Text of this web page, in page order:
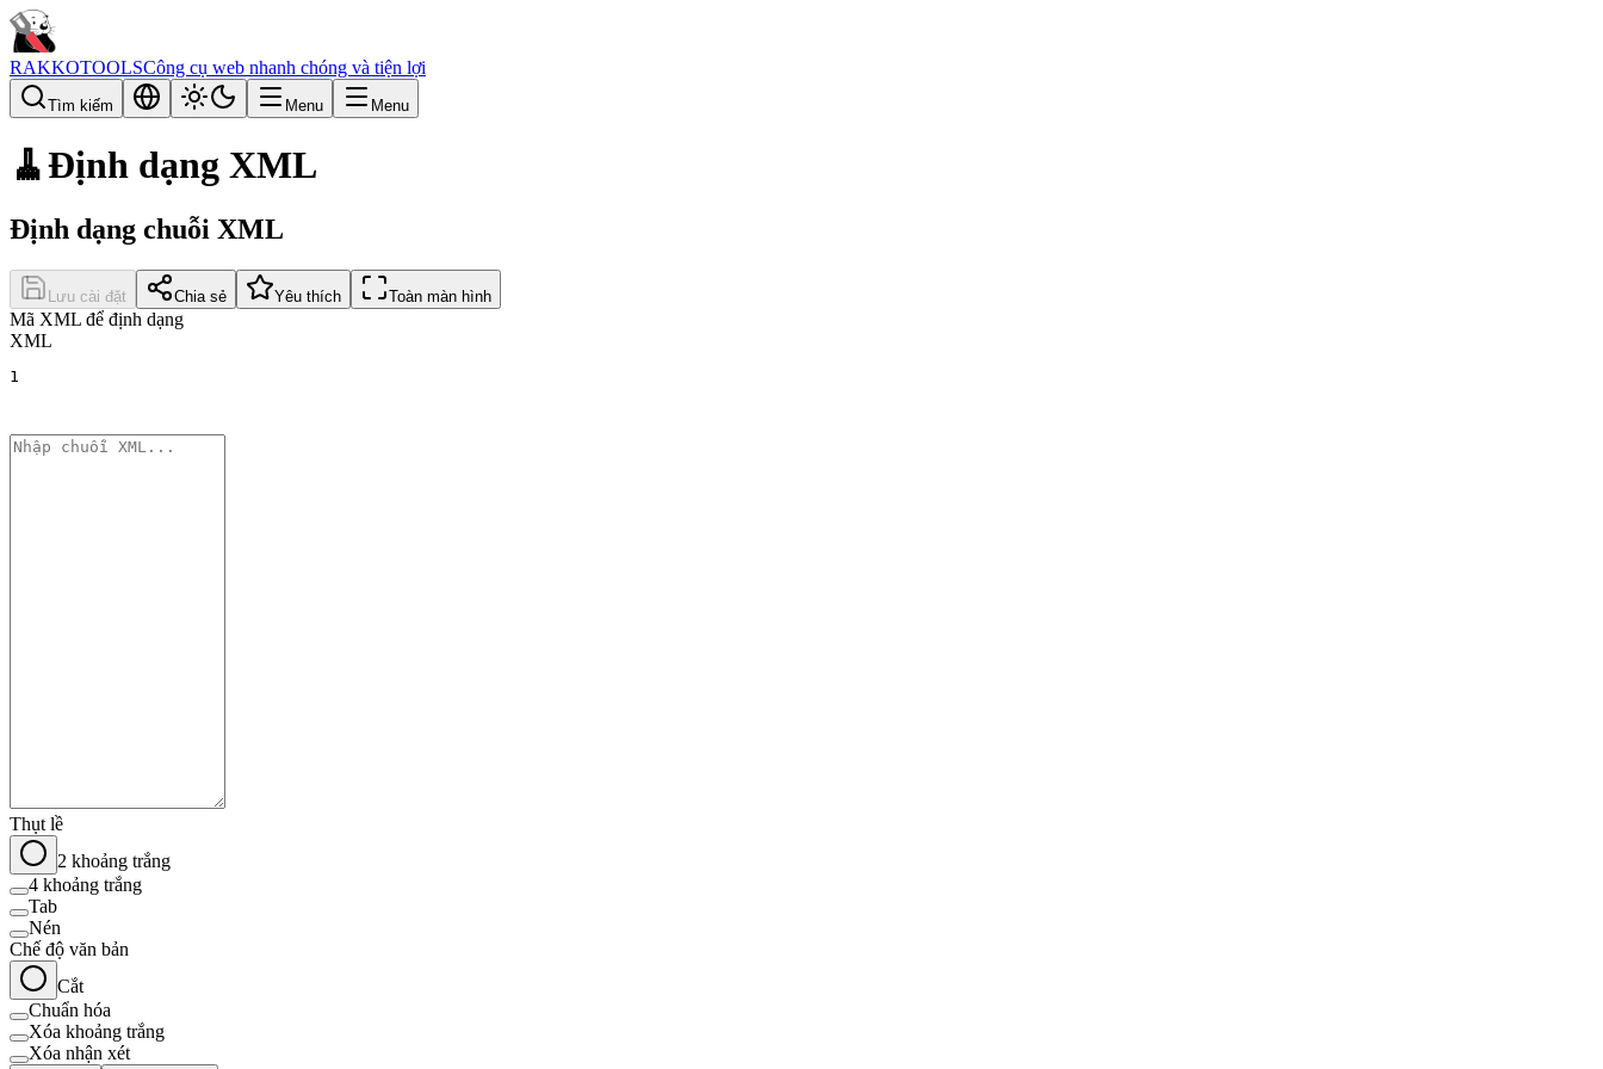
RAKKOTOOLSCông cụ web nhanh chóng và tiện lợi
Tìm kiếm Menu Menu
🧹Định dạng XML
Định dạng chuỗi XML
Lưu cài đặt Chia sẻ Yêu thích Toàn màn hình
Mã XML để định dạng
XML
1
Thụt lề
2 khoảng trắng
4 khoảng trắng
Tab
Nén
Chế độ văn bản
Cắt
Chuẩn hóa
Xóa khoảng trắng
Xóa nhận xét